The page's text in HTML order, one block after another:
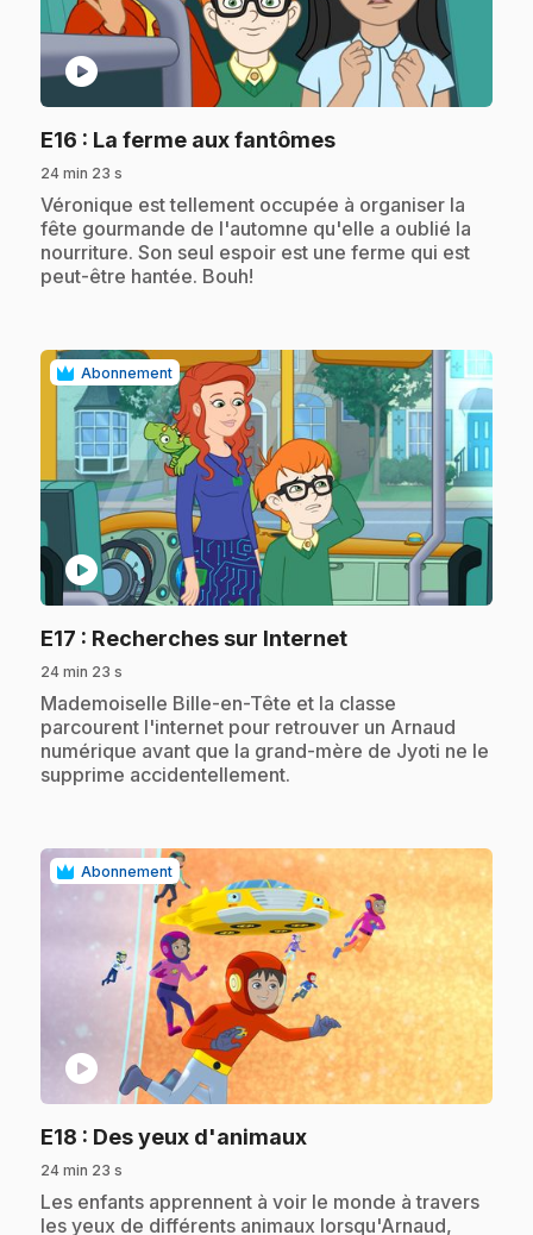
play_circle
E16 : La ferme aux fantômes.
24 min 23 s
.Véronique est tellement occupée à organiser la
fête gourmande de l'automne qu'elle a oublié la
nourriture. Son seul espoir est une ferme qui est
peut-être hantée. Bouh!
Abonnement
play_circle
E17 : Recherches sur Internet.
24 min 23 s
.Mademoiselle Bille-en-Tête et la classe
parcourent l'internet pour retrouver un Arnaud
numérique avant que la grand-mère de Jyoti ne le
supprime accidentellement.
Abonnement
play_circle
E18 : Des yeux d'animaux.
24 min 23 s
.Les enfants apprennent à voir le monde à travers
les yeux de différents animaux lorsqu'Arnaud,